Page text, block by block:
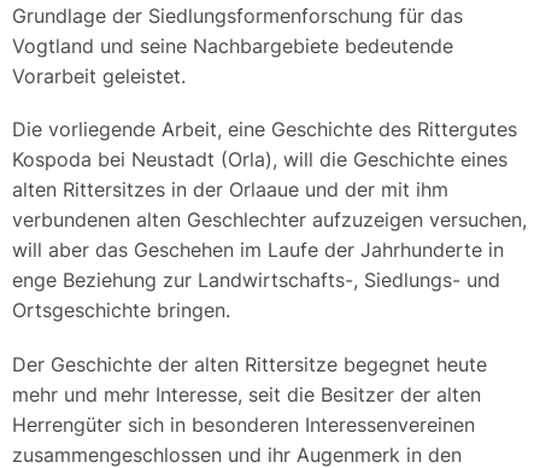
Grundlage der Siedlungsformenforschung für das
Vogtland und seine Nachbargebiete bedeutende
Vorarbeit geleistet.
Die vorliegende Arbeit, eine Geschichte des Rittergutes
Kospoda bei Neustadt (Orla), will die Geschichte eines
alten Rittersitzes in der Orlaaue und der mit ihm
verbundenen alten Geschlechter aufzuzeigen versuchen,
will aber das Geschehen im Laufe der Jahrhunderte in
enge Beziehung zur Landwirtschafts-, Siedlungs- und
Ortsgeschichte bringen.
Der Geschichte der alten Rittersitze begegnet heute
mehr und mehr Interesse, seit die Besitzer der alten
Herrengüter sich in besonderen Interessenvereinen
zusammengeschlossen und ihr Augenmerk in den